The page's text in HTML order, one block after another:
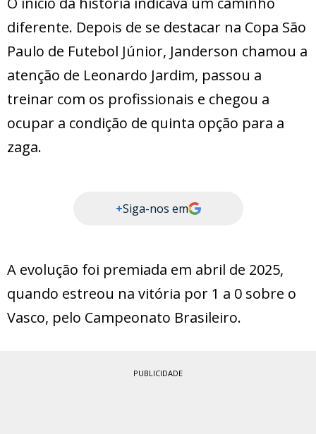
diferente. Depois de se destacar na Copa São
Paulo de Futebol Júnior, Janderson chamou a
atenção de Leonardo Jardim, passou a
treinar com os profissionais e chegou a
ocupar a condição de quinta opção para a
zaga.
+Siga-nos em
A evolução foi premiada em abril de 2025,
quando estreou na vitória por 1 a 0 sobre o
Vasco, pelo Campeonato Brasileiro.
PUBLICIDADE